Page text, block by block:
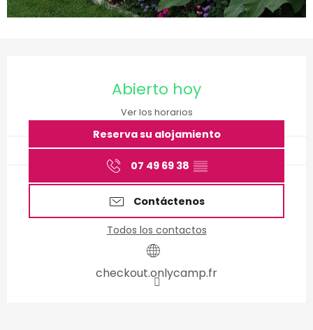
Abierto hoy
Ver los horarios
Reserva su alojamiento
07 49 69 38 ▒▒
Contáctenos
Todos los contactos
checkout.onlycamp.fr